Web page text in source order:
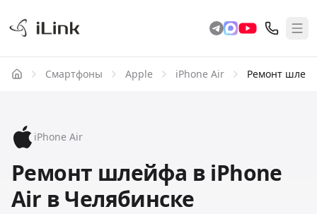
Смартфоны Apple iPhone Air Ремонт
iPhone Air
Ремонт шлейфа в iPhone
Air в Челябинске